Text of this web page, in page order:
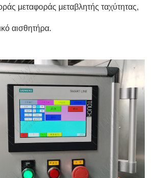
μεταφοράς μεταβλητής ταχύτητας,
αισθητήρα.